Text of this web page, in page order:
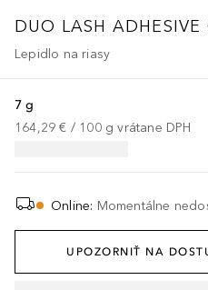
DUO LASH ADHESIVE
Lepidlo na riasy
7 g
164,29 € / 100 g vrátane DPH
Online: Momentálne
UPOZORNIŤ NA